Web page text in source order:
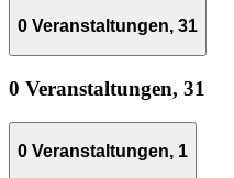
0 Veranstaltungen, 31
0 Veranstaltungen, 31
0 Veranstaltungen, 1